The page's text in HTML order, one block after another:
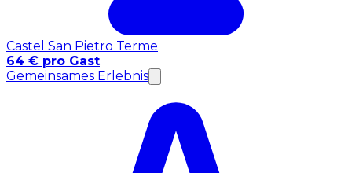
Castel San Pietro Terme
64 € pro Gast
Gemeinsames Erlebnis